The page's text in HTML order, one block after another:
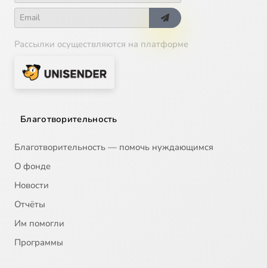
Рассылки осуществляются на платформе
Благотворительность
Благотворительность — помочь нуждающимся
О фонде
Новости
Отчёты
Им помогли
Программы